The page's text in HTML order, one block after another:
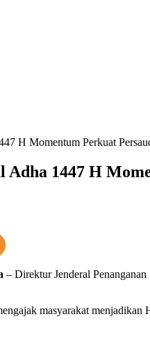
H Momentum Perkuat
1447 H
– Direktur Jenderal
masyarakat